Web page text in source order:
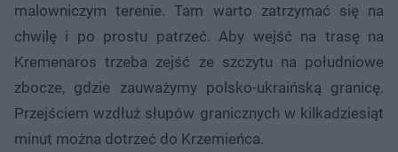
malowniczym terenie. Tam warto zatrzymać się na
chwilę i po prostu patrzeć. Aby wejść na trasę na
Kremenaros trzeba zejść ze szczytu na południowe
zbocze, gdzie zauważymy polsko-ukraińską granicę.
Przejściem wzdłuż słupów granicznych w kilkadziesiąt
minut można dotrzeć do Krzemieńca.